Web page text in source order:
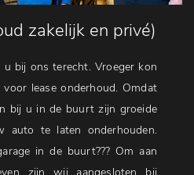
zakelijk en privé)
bij ons terecht. Vroeger kon
lease onderhoud. Omdat
bij u in de buurt zijn groeide
auto te laten onderhouden.
in de buurt??? Om aan